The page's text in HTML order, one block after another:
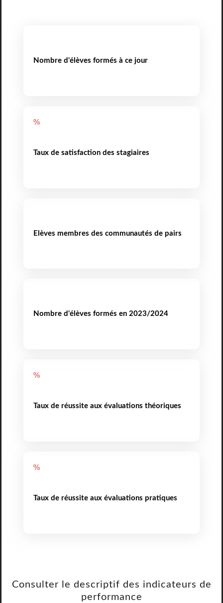
Nombre d'élèves formés à ce jour
%
Taux de satisfaction des stagiaires
Elèves membres des communautés de pairs
Nombre d'élèves formés en 2023/2024
%
Taux de réussite aux évaluations théoriques
%
Taux de réussite aux évaluations pratiques
Consulter le descriptif des indicateurs de
performance